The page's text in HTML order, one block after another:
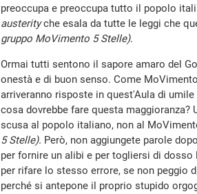
preoccupa e preoccupa tutto il popolo
austerityche esala da tutte le leggi che
gruppo MoVimento 5 Stelle).
Ormai tutti sentono il sapore amaro del
onestà e di buon senso. Come
arriveranno risposte in quest'Aula di
cosa dovrebbe fare questa
scusa al popolo italiano, non al
5 Stelle). Però, non aggiungete parole
per fornire un alibi e per togliersi di
per rifare lo stesso errore, se non peggio
perché si antepone il proprio stupido